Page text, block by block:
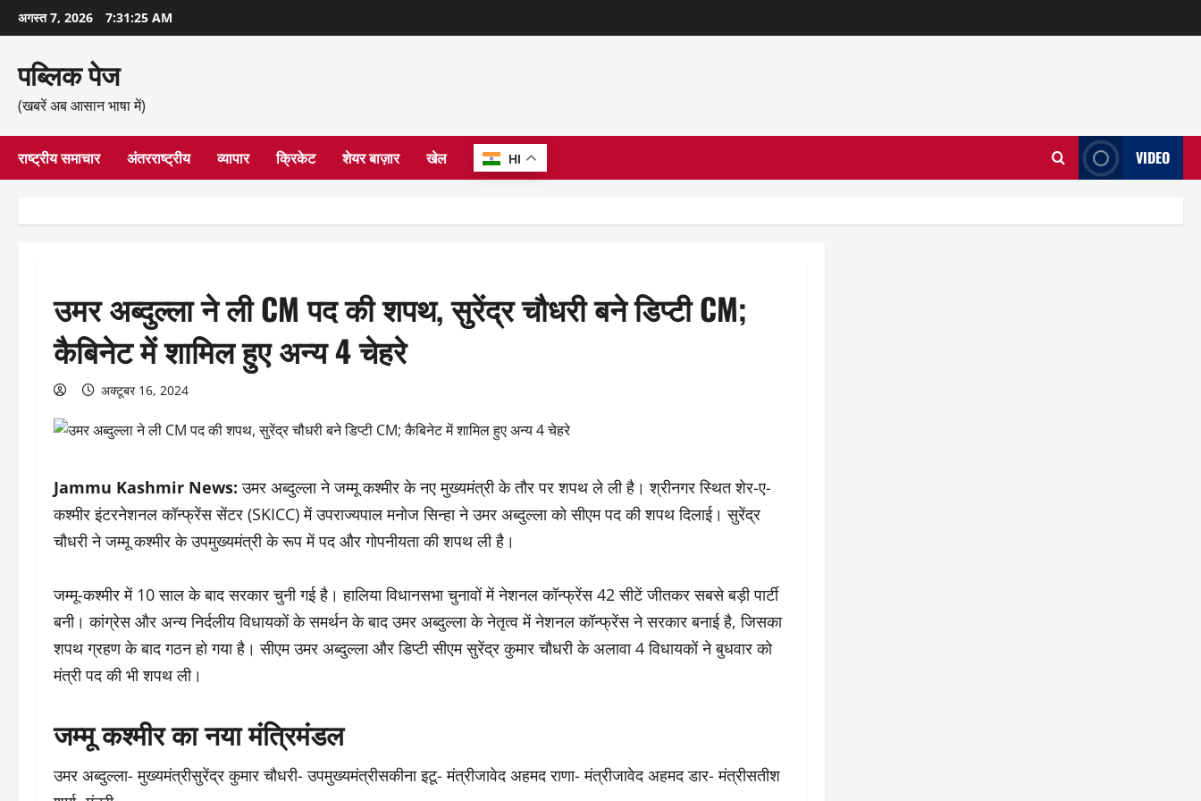
छोड़कर
सामग्री
अगस्त 7, 2026 7:31:26 AM
पब्लिक पेज
(खबरें अब आसान भाषा में)
राष्ट्रीय समाचार अंतरराष्ट्रीय व्यापार क्रिकेट शेयर बाज़ार खेल HI VIDEO
उमर अब्दुल्ला ने ली CM पद की शपथ, सुरेंद्र चौधरी बने डिप्टी CM;
कैबिनेट में शामिल हुए अन्य 4 चेहरे
अक्टूबर 16, 2024
Jammu Kashmir News:उमर अब्दुल्ला ने जम्मू कश्मीर के नए मुख्यमंत्री के तौर पर शपथ ले ली है। श्रीनगर स्थित शेर-ए-
कश्मीर इंटरनेशनल कॉन्फ्रेंस सेंटर (SKICC) में उपराज्यपाल मनोज सिन्हा ने उमर अब्दुल्ला को सीएम पद की शपथ दिलाई। सुरेंद्र
चौधरी ने जम्मू कश्मीर के उपमुख्यमंत्री के रूप में पद और गोपनीयता की शपथ ली है।
जम्मू-कश्मीर में 10 साल के बाद सरकार चुनी गई है। हालिया विधानसभा चुनावों में नेशनल कॉन्फ्रेंस 42 सीटें जीतकर सबसे बड़ी पार्टी
बनी। कांग्रेस और अन्य निर्दलीय विधायकों के समर्थन के बाद उमर अब्दुल्ला के नेतृत्व में नेशनल कॉन्फ्रेंस ने सरकार बनाई है, जिसका
शपथ ग्रहण के बाद गठन हो गया है। सीएम उमर अब्दुल्ला और डिप्टी सीएम सुरेंद्र कुमार चौधरी के अलावा 4 विधायकों ने बुधवार को
मंत्री पद की भी शपथ ली।
जम्मू कश्मीर का नया मंत्रिमंडल
उमर अब्दुल्ला- मुख्यमंत्रीसुरेंद्र कुमार चौधरी- उपमुख्यमंत्रीसकीना इटू- मंत्रीजावेद अहमद राणा- मंत्रीजावेद अहमद डार- मंत्रीसतीश